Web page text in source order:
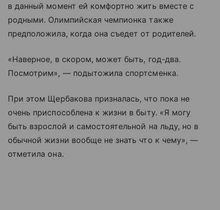
в данный момент ей комфортно жить вместе с
родными. Олимпийская чемпионка также
предположила, когда она съедет от родителей.
«Наверное, в скором, может быть, год-два.
Посмотрим», — подытожила спортсменка.
При этом Щербакова призналась, что пока не
очень приспособлена к жизни в быту. «Я могу
быть взрослой и самостоятельной на льду, но в
обычной жизни вообще не знать что к чему», —
отметила она.